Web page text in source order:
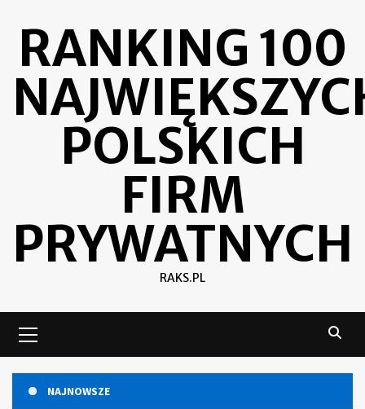
contentRANKING 100
POLSKICH
FIRM
PRYWATNYCH
RAKS.PL
Menu
NAJNOWSZE